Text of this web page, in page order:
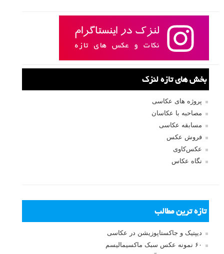
بخش های تازه لنزک
پروژه های عکاسی
مصاحبه با عکاسان
مسابقه عکاسی
فروش عکس
عکس‌کاوی
نگاه عکاس
تازه ترین مطالب
دیپتیک و جاکستا‌پوزیشن در عکاسی
۶۰ نمونه عکس سبک ماکسیمالیسم